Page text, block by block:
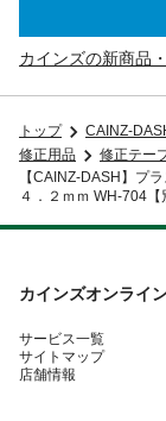
カインズの新商品
トップ CAINZ-
修正用品
修正テー
【CAINZ-DASH】プ
４．２ｍｍ WH-704【
カインズオンライ
サービス一覧
サイトマップ
店舗情報